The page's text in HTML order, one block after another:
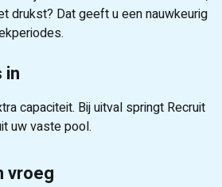
drukst? Dat geeft u een nauwkeurig
in
capaciteit. Bij uitval springt Recruit
uw vaste pool.
vroeg